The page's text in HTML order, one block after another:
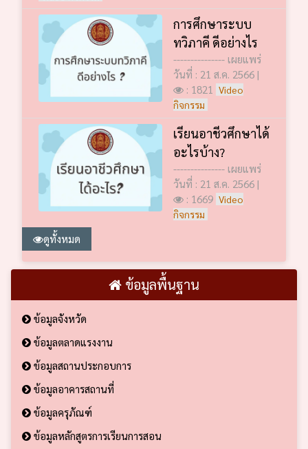
การศึกษาระบบ
ทวิภาคี ดีอย่างไร
--------------- เผยแพร่
วันที่ : 21 ส.ค. 2566 |
: 1821
Video
กิจกรรม
เรียนอาชีวศึกษาได้
อะไรบ้าง?
--------------- เผยแพร่
วันที่ : 21 ส.ค. 2566 |
: 1669 Video
กิจกรรม
ดูทั้งหมด
ข้อมูลพื้นฐาน
ข้อมูลจังหวัด
ข้อมูลตลาดแรงงาน
ข้อมูลสถานประกอบการ
ข้อมูลอาคารสถานที่
ข้อมูลครุภัณฑ์
ข้อมูลหลักสูตรการเรียนการสอน